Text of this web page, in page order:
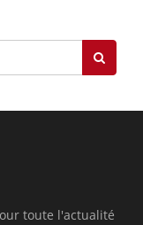
toute l'actualité